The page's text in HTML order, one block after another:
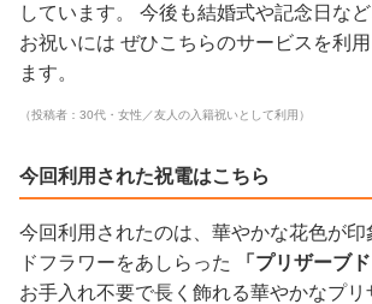
しています。 今後も結婚式や記念日な
お祝いには ぜひこちらのサービスを利
ます。
（投稿者：30代・女性／友人の入籍祝いとして利用）
今回利用された祝電はこちら
今回利用されたのは、華やかな花色が
ドフラワーをあしらった
「プリザーブ
お手入れ不要で長く飾れる華やかなプ